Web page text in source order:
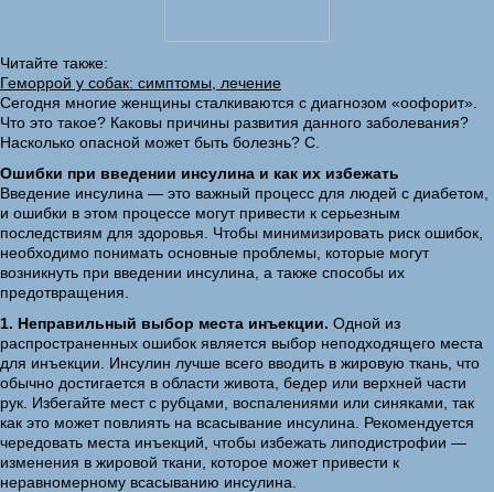
Читайте также:
Геморрой у собак: симптомы, лечение
Сегодня многие женщины сталкиваются с диагнозом «оофорит».
Что это такое? Каковы причины развития данного заболевания?
Насколько опасной может быть болезнь? С.
Ошибки при введении инсулина и как их избежать
Введение инсулина — это важный процесс для людей с диабетом,
и ошибки в этом процессе могут привести к серьезным
последствиям для здоровья. Чтобы минимизировать риск ошибок,
необходимо понимать основные проблемы, которые могут
возникнуть при введении инсулина, а также способы их
предотвращения.
1. Неправильный выбор места инъекции. Одной из
распространенных ошибок является выбор неподходящего места
для инъекции. Инсулин лучше всего вводить в жировую ткань, что
обычно достигается в области живота, бедер или верхней части
рук. Избегайте мест с рубцами, воспалениями или синяками, так
как это может повлиять на всасывание инсулина. Рекомендуется
чередовать места инъекций, чтобы избежать липодистрофии —
изменения в жировой ткани, которое может привести к
неравномерному всасыванию инсулина.